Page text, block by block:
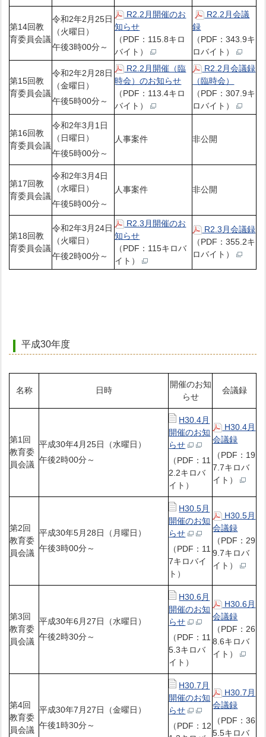
第14回教
育委員会議
令和2年2月25日
（火曜日）
午後3時00分～
R2.2月開催のお
知らせ
（PDF：115.8キロ
バイト）
R2.2月会議
録
（PDF：343.9キ
ロバイト）
第15回教
育委員会議
令和2年2月28日
（金曜日）
午後5時00分～
R2.2月開催（臨
時会）のお知らせ
（PDF：113.4キロ
バイト）
R2.2月会議録
（臨時会）
（PDF：307.9キ
ロバイト）
第16回教
育委員会議
令和2年3月1日
（日曜日）
午後5時00分～
人事案件 非公開
第17回教
育委員会議
令和2年3月4日
（水曜日）
午後5時00分～
人事案件 非公開
第18回教
育委員会議
令和2年3月24日
（火曜日）
午後2時00分～
R2.3月開催のお
知らせ
（PDF：115キロバ
イト）
R2.3月会議録
（PDF：355.2キ
ロバイト）
平成30年度
名称 日時
開催のお知
らせ
会議録
第1回
教育委
員会議
平成30年4月25日（水曜日）
午後2時00分～
H30.4月
開催のお知
らせ
（PDF：11
2.2キロバ
イト）
H30.4月
会議録
（PDF：19
7.7キロバ
イト）
第2回
教育委
員会議
平成30年5月28日（月曜日）
午後3時00分～
H30.5月
開催のお知
らせ
（PDF：11
7キロバイ
ト）
H30.5月
会議録
（PDF：29
9.7キロバ
イト）
第3回
教育委
員会議
平成30年6月27日（水曜日）
午後2時30分～
H30.6月
開催のお知
らせ
（PDF：11
5.3キロバ
イト）
H30.6月
会議録
（PDF：26
8.6キロバ
イト）
第4回
教育委
員会議
平成30年7月27日（金曜日）
午後1時30分～
H30.7月
開催のお知
らせ
（PDF：12
H30.7月
会議録
（PDF：36
5.5キロバ